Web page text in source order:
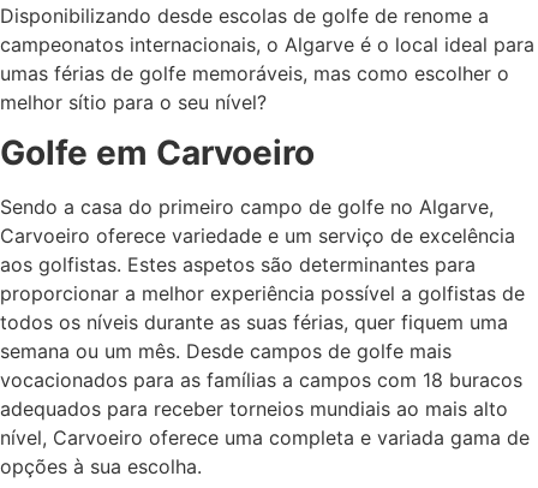
Disponibilizando desde escolas de golfe de renome a
campeonatos internacionais, o Algarve é o local ideal para
umas férias de golfe memoráveis, mas como escolher o
melhor sítio para o seu nível?
Golfe em Carvoeiro
Sendo a casa do primeiro campo de golfe no Algarve,
Carvoeiro oferece variedade e um serviço de excelência
aos golfistas. Estes aspetos são determinantes para
proporcionar a melhor experiência possível a golfistas de
todos os níveis durante as suas férias, quer fiquem uma
semana ou um mês. Desde campos de golfe mais
vocacionados para as famílias a campos com 18 buracos
adequados para receber torneios mundiais ao mais alto
nível, Carvoeiro oferece uma completa e variada gama de
opções à sua escolha.